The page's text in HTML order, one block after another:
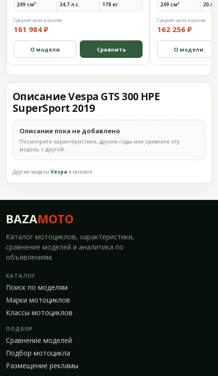
249 см³ 24,7 л.с. 178 кг
Средняя цена в архиве
161 984 ₽
О модели Сравнить
249 см³ 20
Средняя цена в архиве
162 256 ₽
О модели
Описание Vespa GTS 300 HPE
SuperSport 2019
Описание пока не добавлено
Посмотрите характеристики, другие годы или сравните эту
модель с другой.
Другие модели Vespa в каталоге
BAZAMOTO
Каталог мотоциклов, характеристики,
сравнение моделей и аналитика по
объявлениям.
КАТАЛОГ
Поиск по моделям
Марки мотоциклов
Классы мотоциклов
ПОДБОР
Сравнение моделей
Подбор мотоцикла
Размещение рекламы